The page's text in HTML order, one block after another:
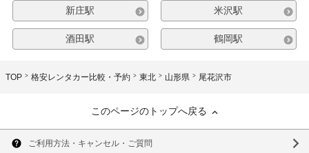
新庄駅 米沢駅
酒田駅 鶴岡駅
TOP 格安レンタカー比較・予約 東北 山形県 尾花沢市
このページのトップへ戻る